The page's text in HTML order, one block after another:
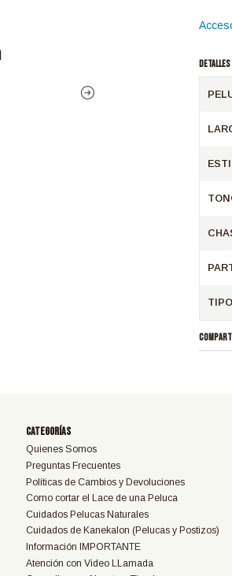
DETALLES
Categorías
Quienes Somos
Preguntas Frecuentes
Políticas de Cambios y Devoluciones
Como cortar el Lace de una Peluca
Cuidados Pelucas Naturales
Cuidados de Kanekalon (Pelucas y Postizos)
Información IMPORTANTE
Atención con Video LLamada